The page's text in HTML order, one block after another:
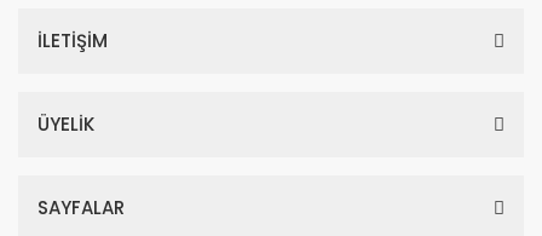
İLETİŞİM
ÜYELİK
SAYFALAR